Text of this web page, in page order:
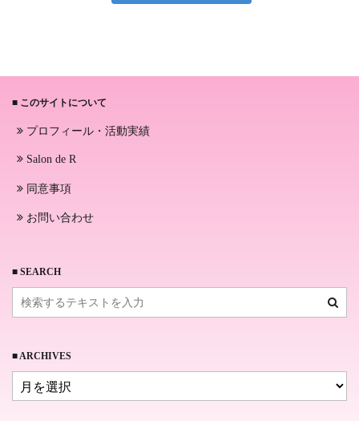
■ このサイトについて
プロフィール・活動実績
Salon de R
同意事項
お問い合わせ
■ SEARCH
■ ARCHIVES